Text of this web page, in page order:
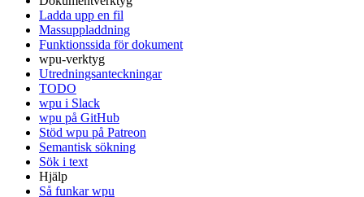
Ladda upp en fil
Massuppladdning
Funktionssida för dokument
wpu-verktyg
Utredningsanteckningar
TODO
wpu i Slack
wpu på GitHub
Stöd wpu på Patreon
Semantisk sökning
Sök i text
Hjälp
Så funkar wpu